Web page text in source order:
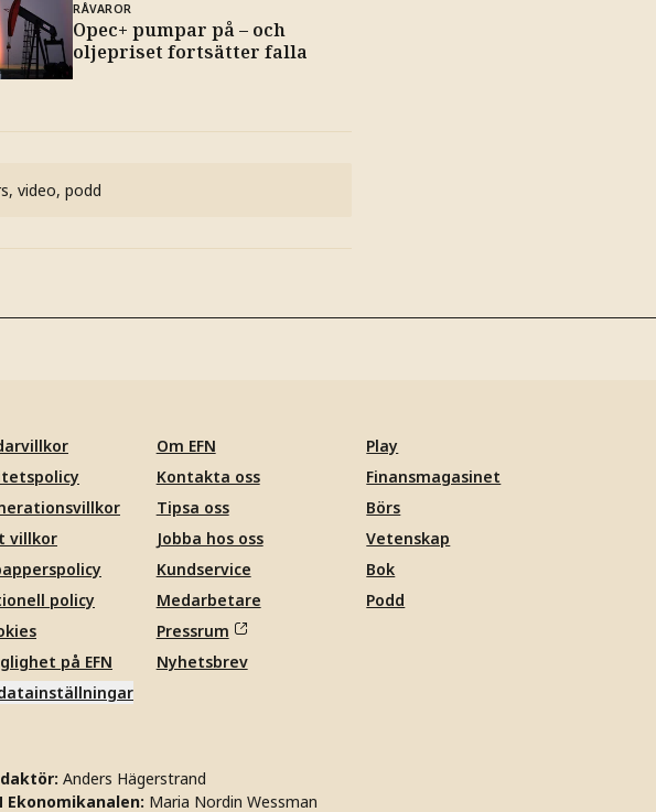
RÅVAROR
Opec+ pumpar på – och
oljepriset fortsätter falla
video, podd
villkor
policy
på EFN
Om EFN
Kontakta oss
Tipsa oss
Jobba hos oss
Kundservice
Medarbetare
Pressrum
Nyhetsbrev
Play
Finansmagasinet
Börs
Vetenskap
Bok
Podd
Anders Hägerstrand
Ekonomikanalen: Maria Nordin Wessman